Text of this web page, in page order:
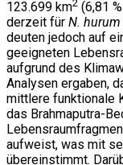
123.699 km2 (6,81
derzeit für N. hurum
deuten jedoch auf
geeigneten
aufgrund des
Analysen ergaben,
mittlere funktionale
das Brahmaputra-
aufweist, was mit
übereinstimmt.